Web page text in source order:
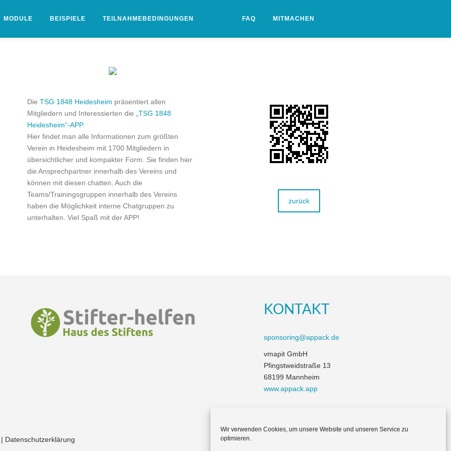
Wir verwenden Cookies, um unsere Website und unseren Service zu
optimieren.
MODULE BEISPIELE TEILNAHMEBEDINGUNGEN FAQ MITMACHEN
Die TSG 1848 Heidesheim präsentiert allen
Mitgliedern und Interessierten die
„TSG 1848
Heidesheim“-APP.
Hier findet man alle Informationen zum größten
Verein in Heidesheim mit 1700 Mitgliedern in
übersichtlicher und kompakter Form. Sie finden hier
die Ansprechpartner innerhalb des Vereins und
können mit diesen chatten. Auch die
Teams/Trainingsgruppen innerhalb des Vereins
haben die Möglichkeit interne Chatgruppen zu
unterhalten. Viel Spaß mit der APP!
zurück
KONTAKT
sponsoring@appack.de
vmapit GmbH
Pfingstweidstraße 13
68199 Mannheim
www.appack.app
| Datenschutzerklärung